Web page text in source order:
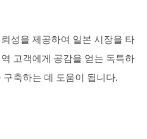
성을 제공하여 일본 시장을 타
고객에게 공감을 얻는 독특하
축하는 데 도움이 됩니다.